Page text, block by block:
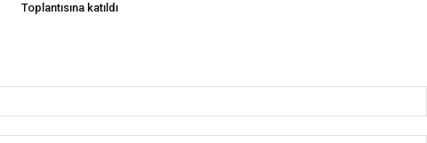
Toplantısına katıldı